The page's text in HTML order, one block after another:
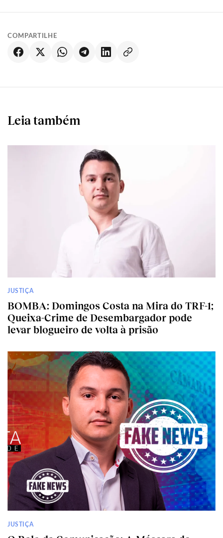
COMPARTILHE
Leia também
JUSTIÇA
BOMBA: Domingos Costa na Mira do TRF-1;
Queixa-Crime de Desembargador pode
levar blogueiro de volta à prisão
JUSTIÇA